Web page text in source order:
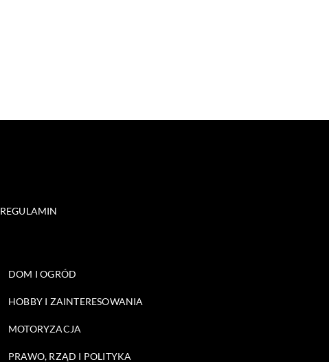
REGULAMIN
DOM I OGRÓD
HOBBY I ZAINTERESOWANIA
MOTORYZACJA
PRAWO, RZĄD I POLITYKA